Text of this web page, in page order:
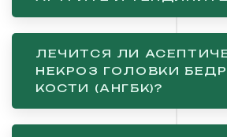
ЛЕЧИТСЯ ЛИ
НЕКРОЗ ГОЛОВКИ
КОСТИ (АНГБК)?